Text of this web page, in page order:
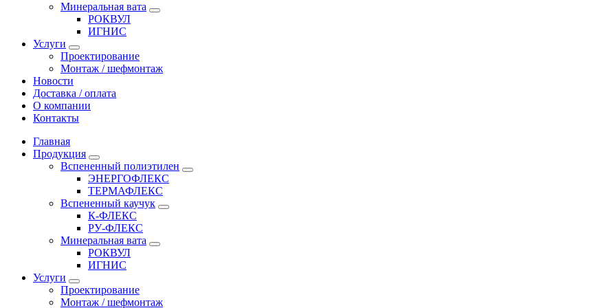
Минеральная вата
РОКВУЛ
ИГНИС
Услуги
Проектирование
Монтаж / шефмонтаж
Новости
Доставка / оплата
О компании
Контакты
Главная
Продукция
Вспененный полиэтилен
ЭНЕРГОФЛЕКС
ТЕРМАФЛЕКС
Вспененный каучук
К-ФЛЕКС
РУ-ФЛЕКС
Минеральная вата
РОКВУЛ
ИГНИС
Услуги
Проектирование
Монтаж / шефмонтаж